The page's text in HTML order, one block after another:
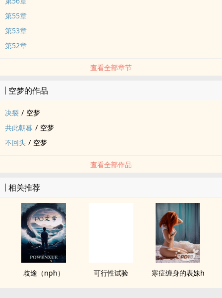
第55章
第53章
第52章
查看全部章节
空梦的作品
决裂 / 空梦
共此朝暮 / 空梦
不回头 / 空梦
查看全部作品
相关推荐
歧途（nph） 可行性试验 寒症缠身的表妹h